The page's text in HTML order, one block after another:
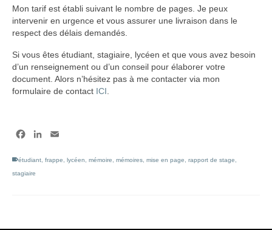
Mon tarif est établi suivant le nombre de pages. Je peux
intervenir en urgence et vous assurer une livraison dans le
respect des délais demandés.
Si vous êtes étudiant, stagiaire, lycéen et que vous avez besoin
d’un renseignement ou d’un conseil pour élaborer votre
document. Alors n’hésitez pas à me contacter via mon
formulaire de contact ICI
Facebook
LinkedIn
étudiant frappe lycéen mémoire mémoires mise en page rapport de stage
stagiaire